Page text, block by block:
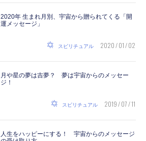
2020年 生まれ月別、宇宙から贈られてくる「開
運メッセージ」
スピリチュアル 2020 / 01 / 02
月や星の夢は吉夢？ 夢は宇宙からのメッセー
ジ！
スピリチュアル 2019 / 07 / 11
人生をハッピーにする！ 宇宙からのメッセージ